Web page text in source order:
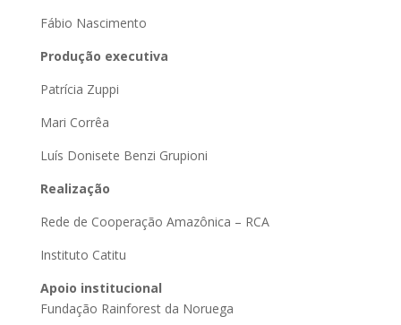
Fábio Nascimento
Produção executiva
Patrícia Zuppi
Mari Corrêa
Luís Donisete Benzi Grupioni
Realização
Rede de Cooperação Amazônica – RCA
Instituto Catitu
Apoio institucional
Fundação Rainforest da Noruega